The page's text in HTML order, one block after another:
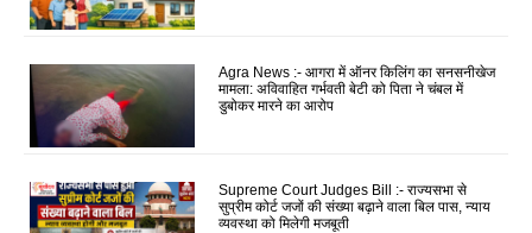
Agra News :- आगरा में ऑनर किलिंग का सनसनीखेज
मामला: अविवाहित गर्भवती बेटी को पिता ने चंबल में
डुबोकर मारने का आरोप
Supreme Court Judges Bill :- राज्यसभा से
सुप्रीम कोर्ट जजों की संख्या बढ़ाने वाला बिल पास, न्याय
व्यवस्था को मिलेगी मजबूती